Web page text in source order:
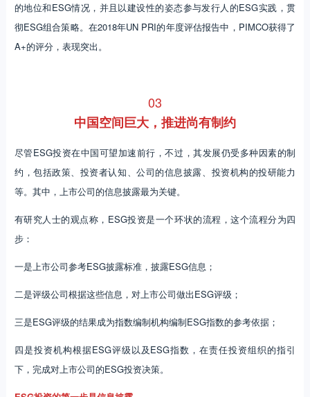
的地位和ESG情况，并且以建设性的姿态参与发行人的ESG实践，贯
彻ESG组合策略。在2018年UN PRI的年度评估报告中，PIMCO获得了
A+的评分，表现突出。
03
中国空间巨大，推进尚有制约
尽管ESG投资在中国可望加速前行，不过，其发展仍受多种因素的制
约，包括政策、投资者认知、公司的信息披露、投资机构的投研能力
等。其中，上市公司的信息披露最为关键。
有研究人士的观点称，ESG投资是一个环状的流程，这个流程分为四
步：
一是上市公司参考ESG披露标准，披露ESG信息；
二是评级公司根据这些信息，对上市公司做出ESG评级；
三是ESG评级的结果成为指数编制机构编制ESG指数的参考依据；
四是投资机构根据ESG评级以及ESG指数，在责任投资组织的指引
下，完成对上市公司的ESG投资决策。